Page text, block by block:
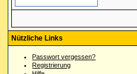
Nützliche Links
Passwort vergessen?
Registrierung